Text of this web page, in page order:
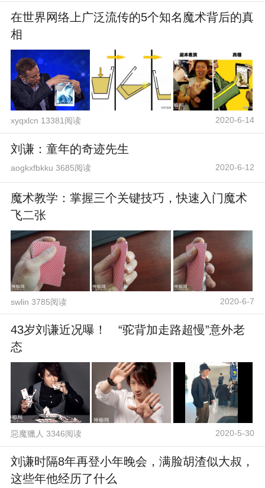
在世界网络上广泛流传的5个知名魔术背后的真
相
xyqxlcn 13381阅读 2020-6-14
刘谦：童年的奇迹先生
aogkxfbkku 3685阅读 2020-6-12
魔术教学：掌握三个关键技巧，快速入门魔术
飞二张
swlin 3785阅读 2020-6-7
43岁刘谦近况曝！ “驼背加走路超慢”意外老
态
惡魔獵人 3346阅读 2020-5-30
刘谦时隔8年再登小年晚会，满脸胡渣似大叔，
这些年他经历了什么